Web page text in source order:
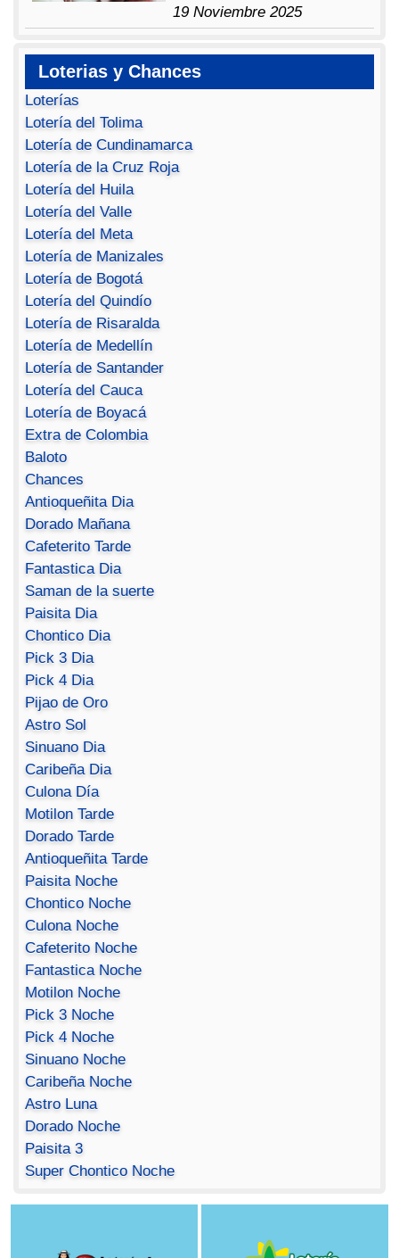
19 Noviembre 2025
Loterias y Chances
Loterías
Lotería del Tolima
Lotería de Cundinamarca
Lotería de la Cruz Roja
Lotería del Huila
Lotería del Valle
Lotería del Meta
Lotería de Manizales
Lotería de Bogotá
Lotería del Quindío
Lotería de Risaralda
Lotería de Medellín
Lotería de Santander
Lotería del Cauca
Lotería de Boyacá
Extra de Colombia
Baloto
Chances
Antioqueñita Dia
Dorado Mañana
Cafeterito Tarde
Fantastica Dia
Saman de la suerte
Paisita Dia
Chontico Dia
Pick 3 Dia
Pick 4 Dia
Pijao de Oro
Astro Sol
Sinuano Dia
Caribeña Dia
Culona Día
Motilon Tarde
Dorado Tarde
Antioqueñita Tarde
Paisita Noche
Chontico Noche
Culona Noche
Cafeterito Noche
Fantastica Noche
Motilon Noche
Pick 3 Noche
Pick 4 Noche
Sinuano Noche
Caribeña Noche
Astro Luna
Dorado Noche
Paisita 3
Super Chontico Noche